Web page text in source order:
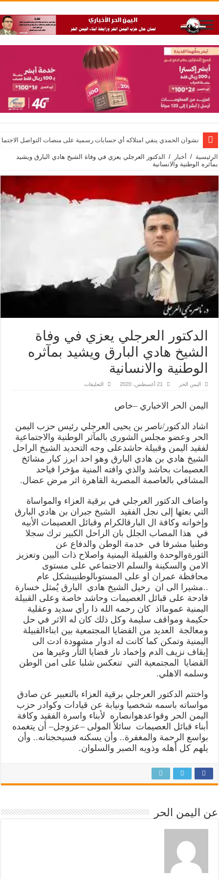
نشوان الحمدي ينفي امتلاكه أي حسابات رسمية على منصات التواصل
الرئيسية / أخبار /
الدكتور العرجلي يعزي في وفاة الشيخ هادي البارق ويشيد
بمآثره الوطنية والانسانية
الدكتور العرجلي يعزي في وفاة
الشيخ هادي البارق ويشيد بمآثره
الوطنية والانسانية
اليمن الحر 21 أغسطس، 2020 التعليقات
هادي
البارق
ويشيد
بمآثره
الوطنية
والانسانية
مغلقة
اليمن الحر الاخباري –خاص
اشاد الدكتور/ناصر بن يحيى العرجلي رئيس حزب اليمن
الحر وعضو مجلس الشورى بالمآثر الوطنية والاجتماعية
لفقيد اليمن وقبيلة حاشدعلى وجه التحديد الشيخ الراحل
الشيخ هادي بن هادي البارق وهو احد ابرز كبار مشائخ
العصيمات بحاشد والذي وافته المنية مؤخرا فياحد
المشافي بالعاصمة المصرية القاهرة اثر مرض عضال.
واضاف الدكتور العرجلي في برقية العزاء والمواساة
التي بعثها إلى نجل الفقيد الشيخ جبران بن هادي البارق
وإخوانه وكافة ال البارقالكرام وقبائل العصيمات الأبيه
في هذا المصاب الجلل بان الراحل الكبير ترك سجلا
وطنيا مشرفا في خدمة الوطن والدفاع عن
الثورةوالوحدة والقبيلة اليمنية واصلاح ذات البين وتعزيز
الامن والسكينة والسلم الاجتماعي على مستوى
محافظة عمران او على المستوىالوطنيبشكل عام
..مشيرا الى ان رحيل الشيخ هادي البارق يُمثل خسارة
فادحة على قبائل العصيمات وحاشد خاصة وعلى القبيلة
اليمنية عموما اذ كان رحمه الله ذا رأي سديد وعقلية
حكيمة ومواقف سليمة وكل ذلك كان له الاثر في حل
ومعالجة
العديد من القضايا المجتمعية بين ابناء القبيلة
اليمنية وتمكن كما كانت له ادوار مشهودة ادت الى
إيقاف نزيف الدم وإخماد نار قضايا الثأر وغيرها من
القضايا
المجتمعية التي تنعكس شلبا على امن الوطن
وسلمه الاهلي.
واختتم الدكتور العرجلي برقية العزاء بالتعبير عن صادق
مواساته باسمه شخصيا ونيابة عن قيادات وكوادر حزب
اليمن الحر وقواعدهوانصاره لأبناء واسرة الفقيد وكافة
أبناء قبائل العصيمات سائلاً المولى –عزوجل– أن يتغمده
بواسع الرحمة والمغفرة.. وأن يسكنه فسيحجنانه.. وأن
يلهم كل أهله وذويه الصبر والسلوان.
عن اليمن الحر